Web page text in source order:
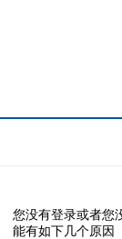
您没有登录或者您
能有如下几个原因